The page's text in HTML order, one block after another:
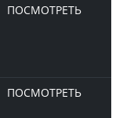
ПОСМОТРЕТЬ
ПОСМОТРЕТЬ